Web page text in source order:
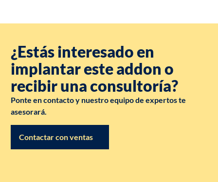
¿Estás interesado en
implantar este addon o
recibir una consultoría?
Ponte en contacto y nuestro equipo de expertos te
asesorará.
Contactar con ventas